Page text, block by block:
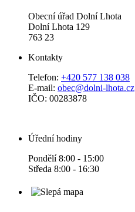
Obecní úřad Dolní Lhota
Dolní Lhota 129
763 23
Kontakty
Telefon: +420 577 138 038
E-mail: obec@dolni-lhota.cz
IČO: 00283878
Úřední hodiny
Pondělí 8:00 - 15:00
Středa 8:00 - 16:30